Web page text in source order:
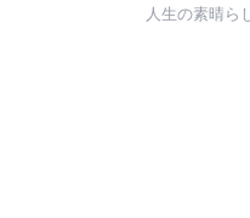
人生の素晴ら